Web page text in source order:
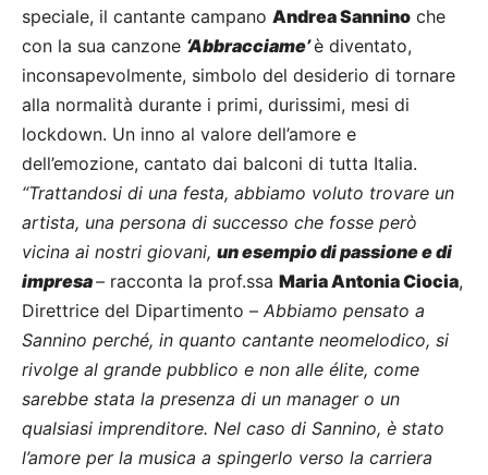
speciale, il cantante campano Andrea Sannino che
con la sua canzone ‘Abbracciame’è diventato,
inconsapevolmente, simbolo del desiderio di tornare
alla normalità durante i primi, durissimi, mesi di
lockdown. Un inno al valore dell’amore e
dell’emozione, cantato dai balconi di tutta Italia.
“Trattandosi di una festa, abbiamo voluto trovare un
artista, una persona di successo che fosse però
vicina ai nostri giovani, un esempio di passione e di
impresa– racconta la prof.ssa Maria Antonia Ciocia,
Direttrice del Dipartimento – Abbiamo pensato a
Sannino perché, in quanto cantante neomelodico, si
rivolge al grande pubblico e non alle élite, come
sarebbe stata la presenza di un manager o un
qualsiasi imprenditore. Nel caso di Sannino, è stato
l’amore per la musica a spingerlo verso la carriera